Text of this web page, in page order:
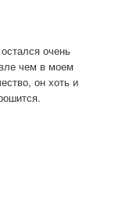
очень
чем в моем
он хоть и